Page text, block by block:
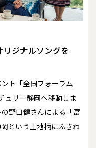
ジナルソングを
ト「全国フォーラム
ュリー静岡へ移動しま
野口健さんによる「富
という土地柄にふさわ